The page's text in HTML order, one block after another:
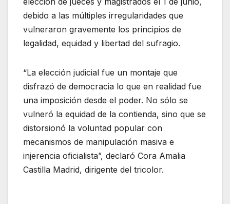
debido a las múltiples irregularidades que
vulneraron gravemente los principios de
legalidad, equidad y libertad del sufragio.
“La elección judicial fue un montaje que
disfrazó de democracia lo que en realidad fue
una imposición desde el poder. No sólo se
vulneró la equidad de la contienda, sino que se
distorsionó la voluntad popular con
mecanismos de manipulación masiva e
injerencia oficialista”, declaró Cora Amalia
Castilla Madrid, dirigente del tricolor.